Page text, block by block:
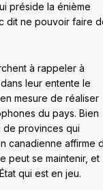
préside la énième
dit ne pouvoir faire
à rappeler à
leur entente le
mesure de réaliser
du pays. Bien
de provinces qui
canadienne affirme
peut se maintenir, et
qui est en jeu.